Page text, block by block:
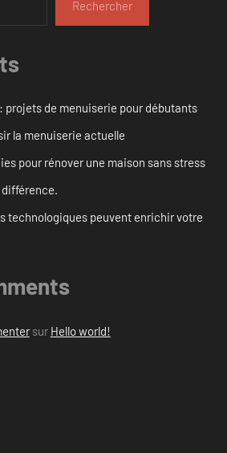
Rechercher
projets de menuiserie pour débutants
la menuiserie actuelle
pour rénover une maison sans stress
technologiques peuvent enrichir votre
sur Hello world!